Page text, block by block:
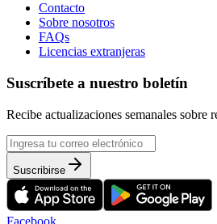
Contacto
Sobre nosotros
FAQs
Licencias extranjeras
Suscríbete a nuestro boletín
Recibe actualizaciones semanales sobre
Suscribirse
Facebook